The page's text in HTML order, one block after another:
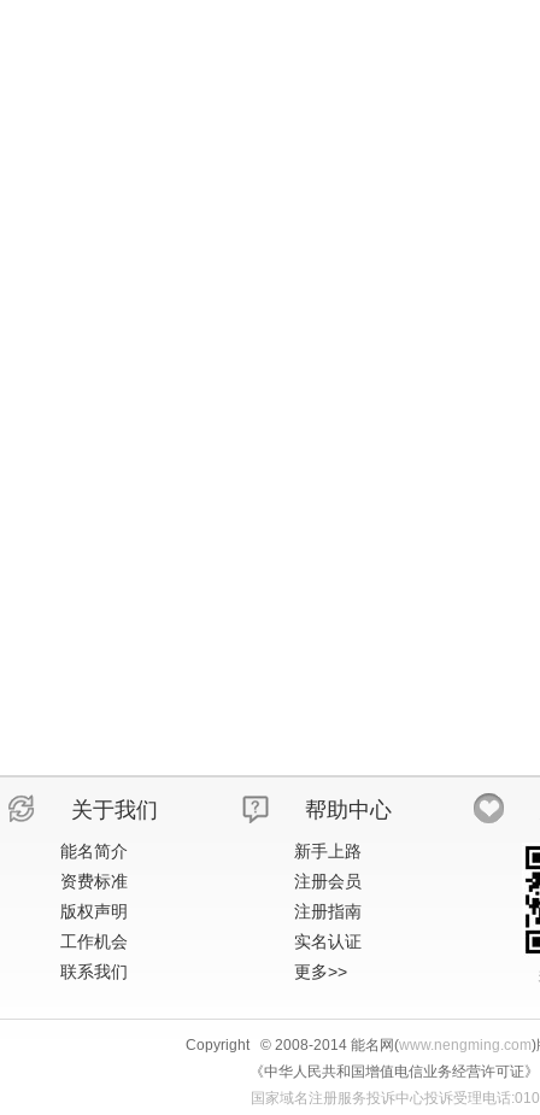
关于我们
能名简介
资费标准
版权声明
工作机会
联系我们
帮助中心
新手上路
注册会员
注册指南
实名认证
更多>>
Copyright © 2008-2014 能名网(www.nengming.com)
《中华人民共和国增值电信业务经营许可
国家域名注册服务投诉中心投诉受理电话